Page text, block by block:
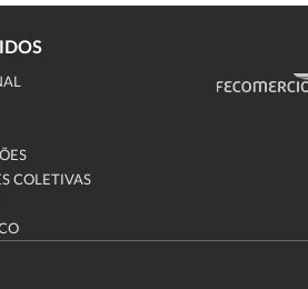
COLETIVAS